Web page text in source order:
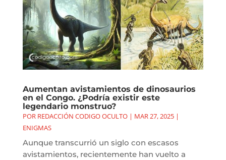
Aumentan avistamientos de dinosaurios
en el Congo. ¿Podría existir este
legendario monstruo?
POR REDACCIÓN CODIGO OCULTO| MAR 27, 2025|
ENIGMAS
Aunque transcurrió un siglo con escasos
avistamientos, recientemente han vuelto a